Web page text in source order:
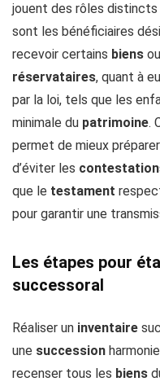
jouent des rôles distincts
sont les bénéficiaires
recevoir certains biens
réservataires, quant à
par la loi, tels que les
minimale du patrimoine.
permet de mieux
d’éviter les contestation
que le testament
pour garantir une
Les étapes pour
successoral
Réaliser un inventaire
une succession
recenser tous les biens